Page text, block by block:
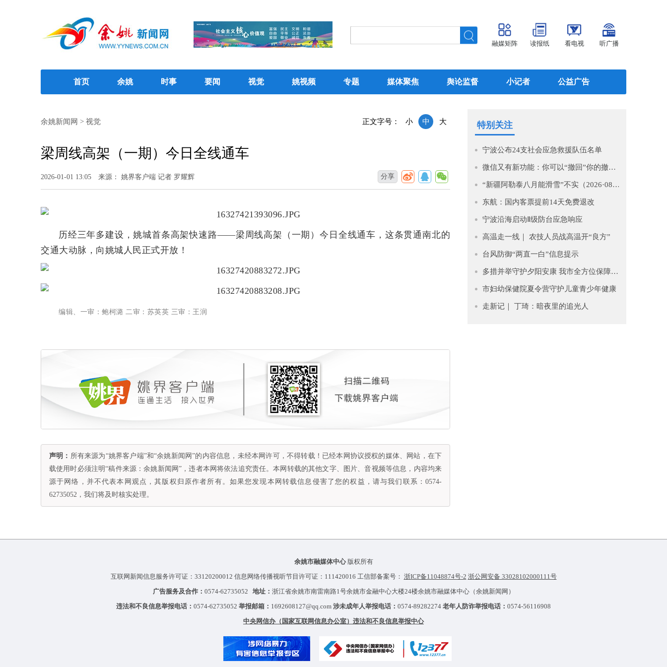
融媒矩阵 读报纸 看电视 听广播
首页 余姚 时事 要闻 视觉 姚视频 专题 媒体聚焦 舆论监督 小记者 公益广告
正文字号： 小 中 大
余姚新闻网 > 视觉
梁周线高架（一期）今日全线通车
2026-01-01 13:05 来源： 姚界客户端 记者 罗耀辉 分享
历经三年多建设，姚城首条高架快速路——梁周线高架（一期）今日 全线通车，这条贯通南北的
交通大动脉，向姚城人民正式开放！
编辑、一审：鲍柯潞 二审：苏英英 三审：王润
声明： 所有来源为“姚界客户端”和“余姚新闻网”的内容信息，未经本网许可，不得转载！已经本网协议授权的媒体、网站，在下
载使用时必须注明“稿件来源：余姚新闻网”，违者本网将依法追究责任。本网转载的其他文字、图片、音视频等信息，内容均来
源于网络，并不代表本网观点，其版权归原作者所有。如果您发现本网转载信息侵害了您的权益，请与我们联系：0574-
62735052，我们将及时核实处理。
特别关注
宁波公布24支社会应急救援队伍名单
微信又有新功能：你可以“撤回”你的撤回了！
“新疆阿勒泰八月能滑雪”不实（2026·08·07）
东航：国内客票提前14天免费退改
宁波沿海启动Ⅱ级防台应急响应
高温走一线｜ 农技人员战高温开“良方”
台风防御“两直一白”信息提示
多措并举守护夕阳安康 我市全方位保障老年人清凉度夏
市妇幼保健院夏令营守护儿童青少年健康
走新记｜ 丁琦：暗夜里的追光人
余姚市融媒体中心版权所有
互联网新闻信息服务许可证：33120200012 信息网络传播视听节目许可证：111420016 工信部备案号： 浙ICP备11048874号-2 浙公网安备 33028102000111号
广告服务及合作： 0574-62735052 地址： 浙江省余姚市南雷南路1号余姚市金融中心大楼24楼余姚市融媒体中心（余姚新闻网）
违法和不良信息举报电话： 0574-62735052 举报邮箱： 1692608127@qq.com 涉未成年人举报电话： 0574-89282274 老年人防诈举报电话： 0574-56116908
中央网信办（国家互联网信息办公室）违法和不良信息举报中心